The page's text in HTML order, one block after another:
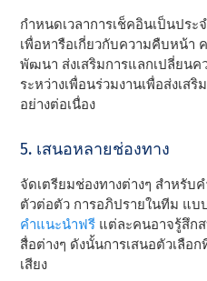
กําหนดเวลาการเช็คอินเป็นปร
เพื่อหารือเกี่ยวกับความคืบหน้า
พัฒนา ส่งเสริมการแลกเปลี่ยนค
ระหว่างเพื่อนร่วมงานเพื่อส่งเส
อย่างต่อเนื่อง
5. เสนอหลายช่องทาง
จัดเตรียมช่องทางต่างๆ สําหรั
ตัวต่อตัว การอภิปรายในทีม แบ
คําแนะนําฟรี แต่ละคนอาจรู้สึก
สื่อต่างๆ ดังนั้นการเสนอตัวเลือ
เสียง